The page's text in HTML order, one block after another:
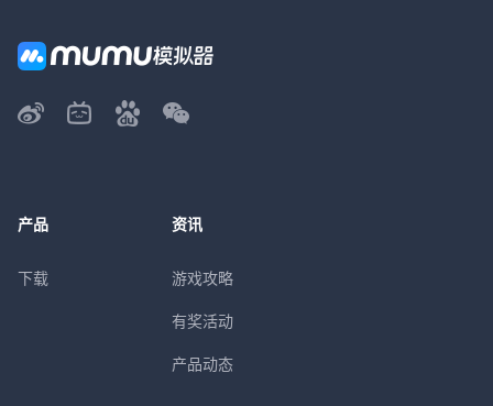
产品
下载
资讯
游戏攻略
有奖活动
产品动态